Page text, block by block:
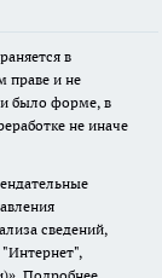
в
праве и не
было форме, в
не иначе
сведений,